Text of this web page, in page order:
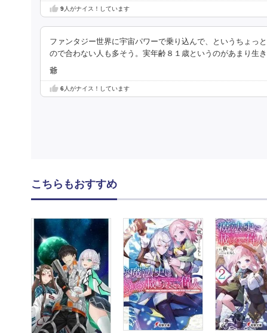
9人がナイス！しています
ファンタジー世界に宇宙パワーで乗り込んで、というちょっ
ので合わない人も多そう。実年齢８１歳というのがあまり生
爺
6人がナイス！しています
こちらもおすすめ